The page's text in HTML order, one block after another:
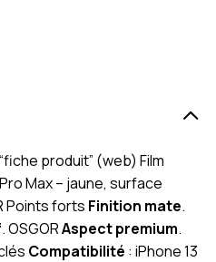
produit” (web) Film
Max – jaune, surface
Points forts Finition mate.
. OSGORAspect premium.
Compatibilité : iPhone 13